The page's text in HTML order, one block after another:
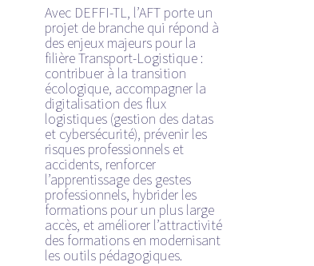
Avec DEFFI-TL, l’AFT porte un
projet de branche qui répond à
des enjeux majeurs pour la
filière Transport-Logistique :
contribuer à la transition
écologique, accompagner la
digitalisation des flux
logistiques (gestion des datas
et cybersécurité), prévenir les
risques professionnels et
accidents, renforcer
l’apprentissage des gestes
professionnels, hybrider les
formations pour un plus large
accès, et améliorer l’attractivité
des formations en modernisant
les outils pédagogiques.